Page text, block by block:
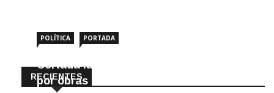
RECIENTES
POLÍTICA PORTADA
Cortada la SE-9105 hacia La Montiela
por obras hasta final de año